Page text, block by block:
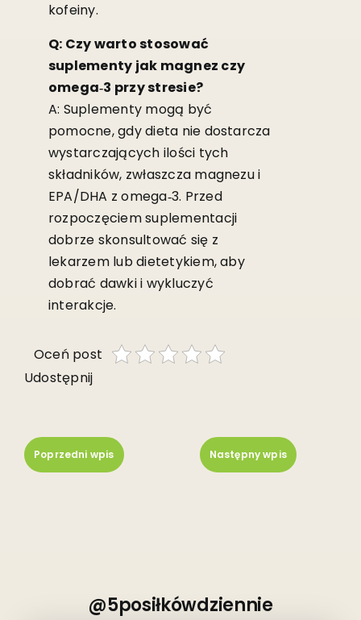
@5posiłkówdziennie
kofeiny.
Q: Czy warto stosować
suplementy jak magnez czy
omega‑3 przy stresie?
A: Suplementy mogą być
pomocne, gdy dieta nie dostarcza
wystarczających ilości tych
składników, zwłaszcza magnezu i
EPA/DHA z omega‑3. Przed
rozpoczęciem suplementacji
dobrze skonsultować się z
lekarzem lub dietetykiem, aby
dobrać dawki i wykluczyć
interakcje.
Oceń post
Udostępnij
Poprzedni wpis Następny wpis